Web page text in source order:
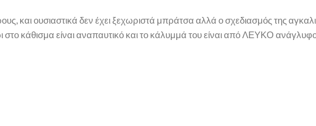
και ουσιαστικά δεν έχει ξεχωριστά μπράτσα αλλά ο σχεδιασμός της
κάθισμα είναι αναπαυτικό και το κάλυμμά του είναι από ΛΕΥΚΟ